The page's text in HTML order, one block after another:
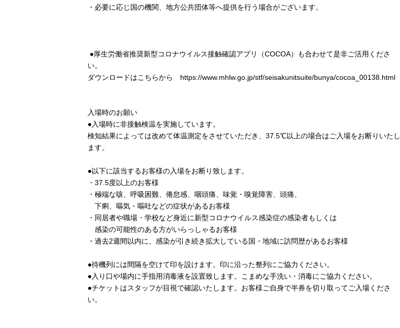
・必要に応じ国の機関、地方公共団体等へ提供を行う場合がございます。
●厚生労働省推奨新型コロナウイルス接触確認アプリ（COCOA）も合わせて是非ご活用くださ
い。
ダウンロードはこちらから https://www.mhlw.go.jp/stf/seisakunitsuite/bunya/cocoa_00138.html
入場時のお願い
●入場時に非接触検温を実施しています。
検知結果によっては改めて体温測定をさせていただき、37.5℃以上の場合はご入場をお断りいたし
ます。
●以下に該当するお客様の入場をお断り致します。
・37.5度以上のお客様
・極端な咳、呼吸困難、倦怠感、咽頭痛、味覚・嗅覚障害、頭痛、
下痢、嘔気・嘔吐などの症状があるお客様
・同居者や職場・学校など身近に新型コロナウイルス感染症の感染者もしくは
感染の可能性のある方がいらっしゃるお客様
・過去2週間以内に、感染が引き続き拡大している国・地域に訪問歴があるお客様
●待機列には間隔を空けて印を設けます。印に沿った整列にご協力ください。
●入り口や場内に手指用消毒液を設置致します。こまめな手洗い・消毒にご協力ください。
●チケットはスタッフが目視で確認いたします。お客様ご自身で半券を切り取ってご入場くださ
い。